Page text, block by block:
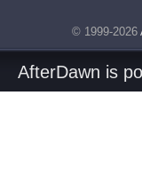
© 1999-2026
AfterDawn is